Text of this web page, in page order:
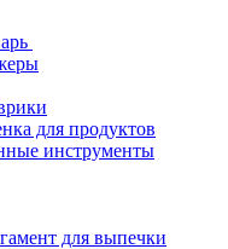
для продуктов
инструменты
для выпечки